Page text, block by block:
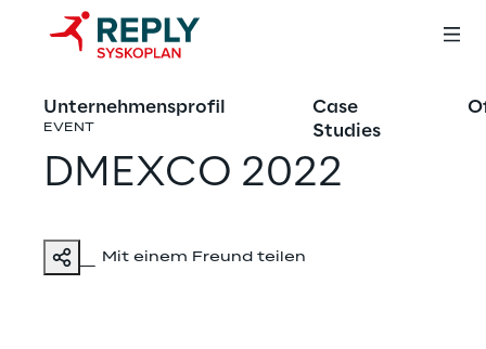
Unternehmensprofil
Case
Studies
EVENT
DMEXCO 2022
Mit einem Freund teilen